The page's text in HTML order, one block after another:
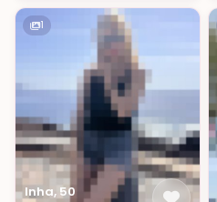
1
Inha, 50